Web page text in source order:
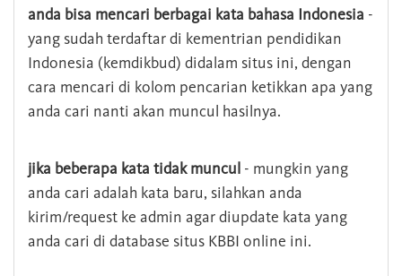
anda bisa mencari berbagai kata bahasa Indonesia -
yang sudah terdaftar di kementrian pendidikan
Indonesia (kemdikbud) didalam situs ini, dengan
cara mencari di kolom pencarian ketikkan apa yang
anda cari nanti akan muncul hasilnya.
jika beberapa kata tidak muncul - mungkin yang
anda cari adalah kata baru, silahkan anda
kirim/request ke admin agar diupdate kata yang
anda cari di database situs KBBI online ini.